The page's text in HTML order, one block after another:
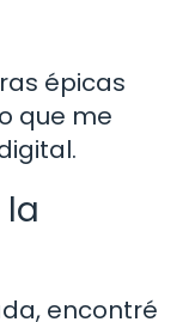
épicas
que me
encontré